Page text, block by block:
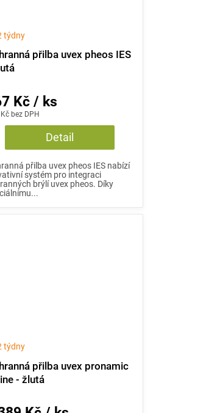
přilba uvex pheos IES
týdny
bez DPH
Kč / ks
Detail
přilba uvex pheos IES nabízí
systém pro integraci
brýlí uvex pheos. Díky
přilba uvex pronamic
- žlutá
týdny